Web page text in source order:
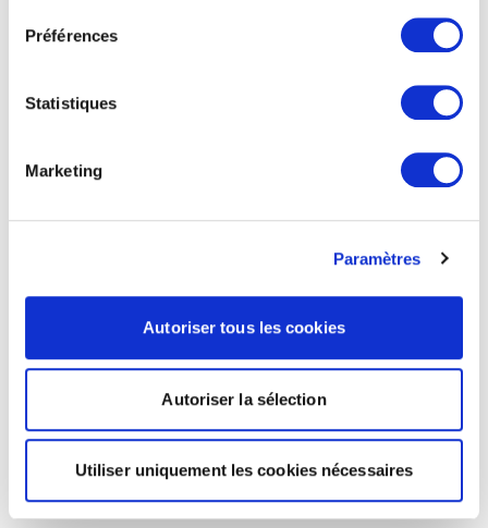
Préférences
Statistiques
Marketing
Paramètres
Autoriser tous les cookies
Autoriser la sélection
Utiliser uniquement les cookies nécessaires